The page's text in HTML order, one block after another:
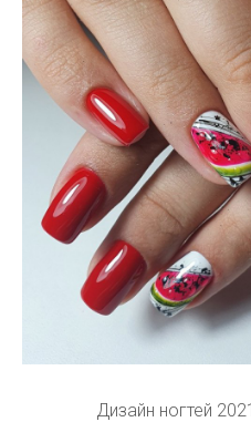
Дизайн ногтей